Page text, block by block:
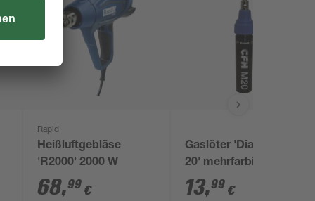
Rapid
Heißluftgebläse
'R2000' 2000 W
68,99 €
Gaslöter 'Diamant M
20' mehrfarbig 650 °C
13,99 €